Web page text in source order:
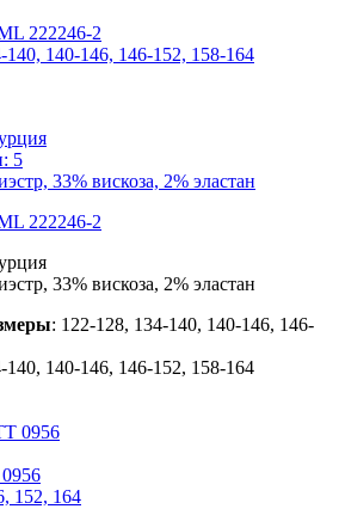
222246-2
140, 140-146, 146-152, 158-164
5
33% вискоза, 2% эластан
222246-2
33% вискоза, 2% эластан
: 122-128, 134-140, 140-146, 146-
140, 140-146, 146-152, 158-164
152, 164